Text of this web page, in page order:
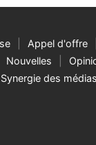
Appel d'offre
Nouvelles
Synergie des médias